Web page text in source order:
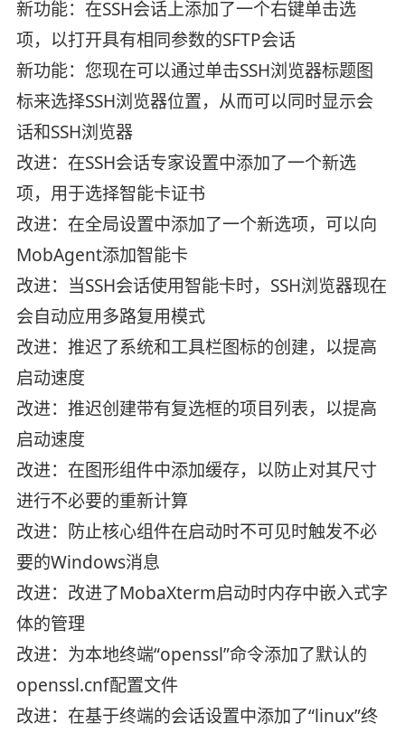
新功能：在SSH会话上添加了一个右键单击选
项，以打开具有相同参数的SFTP会话
新功能：您现在可以通过单击SSH浏览器标题图
标来选择SSH浏览器位置，从而可以同时显示会
话和SSH浏览器
改进：在SSH会话专家设置中添加了一个新选
项，用于选择智能卡证书
改进：在全局设置中添加了一个新选项，可以向
MobAgent添加智能卡
改进：当SSH会话使用智能卡时，SSH浏览器现在
会自动应用多路复用模式
改进：推迟了系统和工具栏图标的创建，以提高
启动速度
改进：推迟创建带有复选框的项目列表，以提高
启动速度
改进：在图形组件中添加缓存，以防止对其尺寸
进行不必要的重新计算
改进：防止核心组件在启动时不可见时触发不必
要的Windows消息
改进：改进了MobaXterm启动时内存中嵌入式字
体的管理
改进：为本地终端“openssl”命令添加了默认的
openssl.cnf配置文件
改进：在基于终端的会话设置中添加了“linux”终